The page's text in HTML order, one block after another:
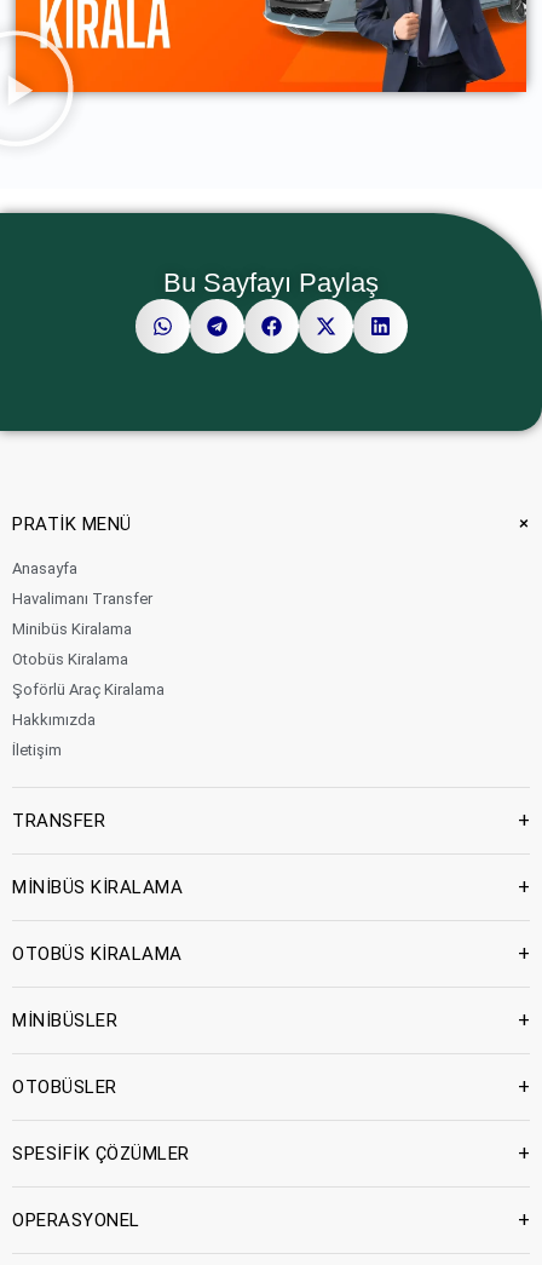
Bu Sayfayı Paylaş
PRATİK MENÜ +
Anasayfa
Havalimanı Transfer
Minibüs Kiralama
Otobüs Kiralama
Şoförlü Araç Kiralama
Hakkımızda
İletişim
TRANSFER +
MİNİBÜS KİRALAMA +
OTOBÜS KİRALAMA +
MİNİBÜSLER +
OTOBÜSLER +
SPESİFİK ÇÖZÜMLER +
OPERASYONEL +